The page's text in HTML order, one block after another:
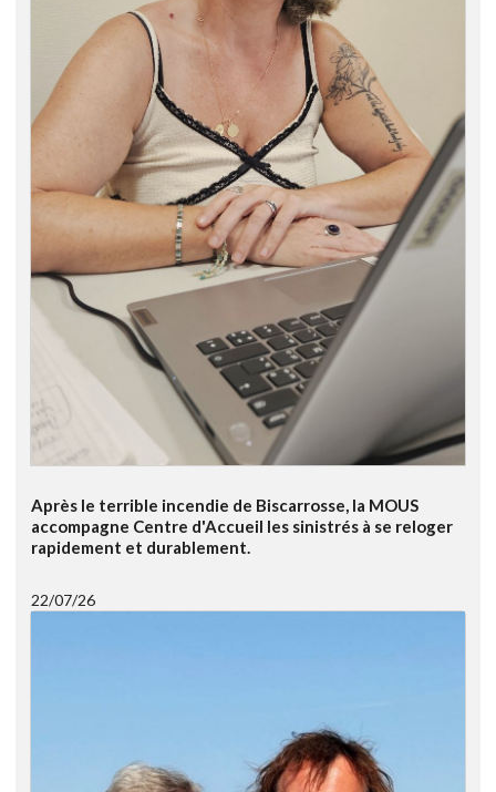
Après le terrible incendie de Biscarrosse, la MOUS
accompagne Centre d'Accueil les sinistrés à se reloger
rapidement et durablement.
22/07/26